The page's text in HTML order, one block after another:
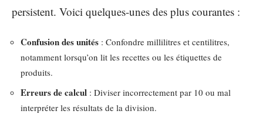
persistent. Voici quelques-unes des plus courantes :
Confusion des unités : Confondre millilitres et centilitres,
notamment lorsqu’on lit les recettes ou les étiquettes de
produits.
Erreurs de calcul : Diviser incorrectement par 10 ou mal
interpréter les résultats de la division.